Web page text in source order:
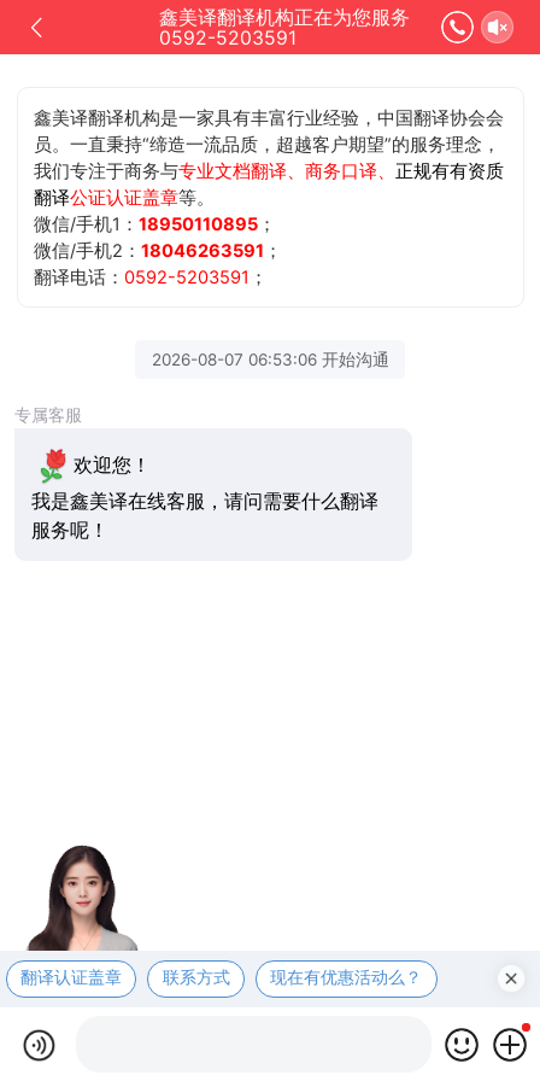
鑫美译翻译机构正在为您服务
0592-5203591
鑫美译翻译机构是一家具有丰富行业经验，中国翻译协会会
员。一直秉持“缔造一流品质，超越客户期望”的服务理念，
我们专注于商务与专业文档翻译、商务口译、 正规有有资质
翻译公证认证盖章等。
微信/手机1：18950110895 ；
微信/手机2：18046263591 ；
翻译电话：0592-5203591 ；
2026-08-07 06:53:06 开始沟通
专属客服
欢迎您！
我是鑫美译在线客服，请问需要什么翻译
服务呢！
翻译认证盖章 联系方式 现在有优惠活动么？